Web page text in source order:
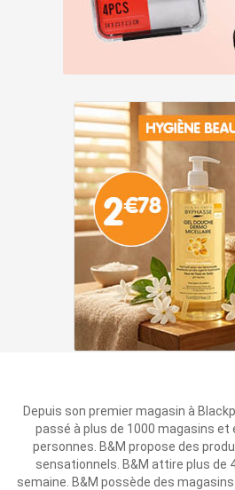
Depuis son premier magasin à
passé à plus de 1000 magasins et
personnes. B&M propose des
sensationnels. B&M attire plus de
semaine. B&M possède des